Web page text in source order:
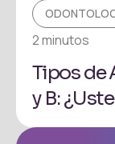
2 minutos
Tipos de
y B: